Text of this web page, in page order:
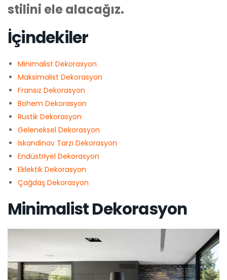
stilini ele alacağız.
İçindekiler
Minimalist Dekorasyon
Maksimalist Dekorasyon
Fransız Dekorasyon
Bohem Dekorasyon
Rustik Dekorasyon
Geleneksel Dekorasyon
İskandinav Tarzı Dekorasyon
Endüstriyel Dekorasyon
Eklektik Dekorasyon
Çağdaş Dekorasyon
Minimalist Dekorasyon